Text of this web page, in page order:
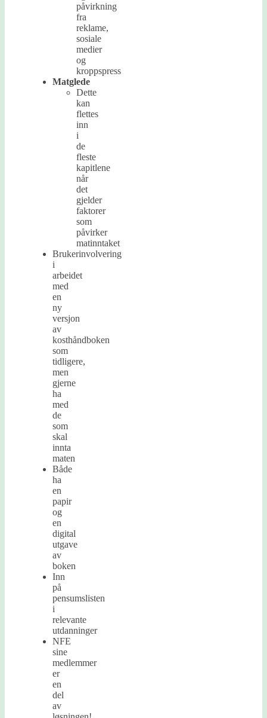
påvirkning
fra
reklame,
sosiale
medier
og
kroppspress
Matglede
Dette
kan
flettes
inn
i
de
fleste
kapitlene
når
det
gjelder
faktorer
som
påvirker
matinntaket
Brukerinvolvering
i
arbeidet
med
en
ny
versjon
av
kosthåndboken
som
tidligere,
men
gjerne
ha
med
de
som
skal
innta
maten
Både
ha
en
papir
og
en
digital
utgave
av
boken
Inn
på
pensumslisten
i
relevante
utdanninger
NFE
sine
medlemmer
er
en
del
av